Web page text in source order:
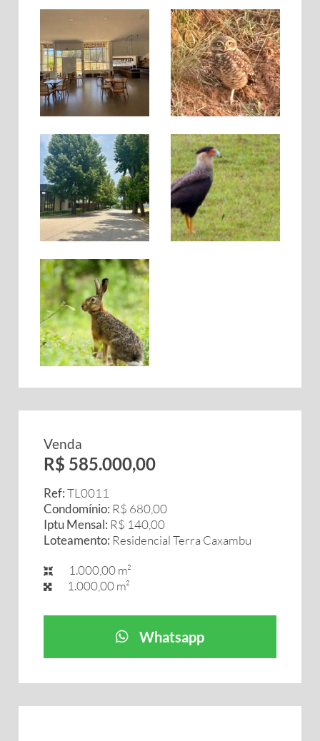
Venda
R$ 585.000,00
Ref:TL0011
Condomínio: R$ 680,00
Iptu Mensal: R$ 140,00
Loteamento: Residencial Terra Caxambu
1.000,00 m²
1.000,00 m²
Whatsapp